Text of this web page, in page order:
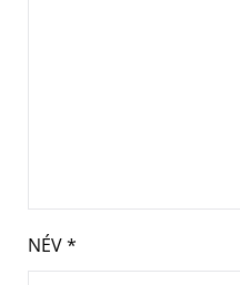
NÉV*